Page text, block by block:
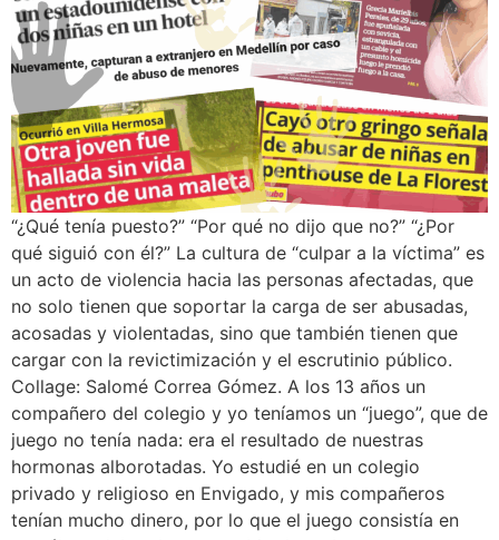
“¿Qué tenía puesto?” “Por qué no dijo que no?” “¿Por
qué siguió con él?” La cultura de “culpar a la víctima” es
un acto de violencia hacia las personas afectadas, que
no solo tienen que soportar la carga de ser abusadas,
acosadas y violentadas, sino que también tienen que
cargar con la revictimización y el escrutinio público.
Collage: Salomé Correa Gómez. A los 13 años un
compañero del colegio y yo teníamos un “juego”, que de
juego no tenía nada: era el resultado de nuestras
hormonas alborotadas. Yo estudié en un colegio
privado y religioso en Envigado, y mis compañeros
tenían mucho dinero, por lo que el juego consistía en